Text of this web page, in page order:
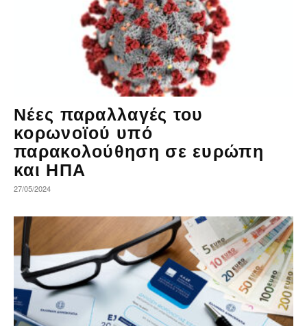
Νέες παραλλαγές του
κορωνοϊού υπό
παρακολούθηση σε ευρώπη
και ΗΠΑ
27/05/2024